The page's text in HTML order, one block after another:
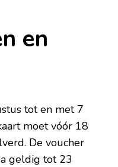
en
tot en met 7
moet vóór 18
De voucher
geldig tot 23